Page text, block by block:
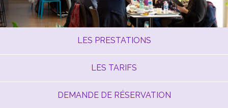
LES PRESTATIONS
LES TARIFS
DEMANDE DE RÉSERVATION